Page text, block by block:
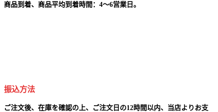
商品到着、商品平均到着時間：4～6営業日。
振込方法
ご注文後、在庫を確認の上、ご注文日の12時間以内、当店よりお支